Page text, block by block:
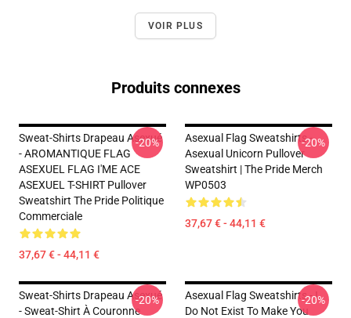
VOIR PLUS
Produits connexes
Sweat-Shirts Drapeau Asexué
- AROMANTIQUE FLAG
ASEXUEL FLAG I'ME ACE
ASEXUEL T-SHIRT Pullover
Sweatshirt The Pride Politique
Commerciale
37,67 € - 44,11 €
-20%
Asexual Flag Sweatshirts -
Asexual Unicorn Pullover
Sweatshirt | The Pride Merch
WP0503
37,67 € - 44,11 €
-20%
Sweat-Shirts Drapeau Asexué
- Sweat-Shirt À Couronne
-20%
Asexual Flag Sweatshirts - I
Do Not Exist To Make You
-20%